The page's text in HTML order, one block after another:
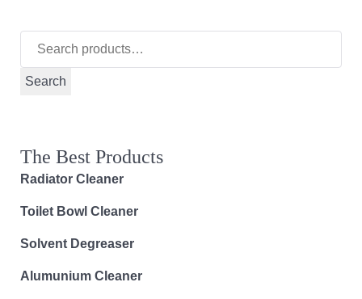
Search
for:
Search
The Best Products
Radiator Cleaner
Toilet Bowl Cleaner
Solvent Degreaser
Alumunium Cleaner